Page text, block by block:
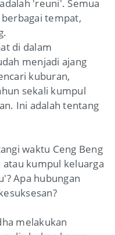
'reuni'. Semua
tempat,
di dalam
menjadi ajang
kuburan,
sekali kumpul
Ini adalah tentang
waktu Ceng Beng
kumpul keluarga
Apa hubungan
melakukan